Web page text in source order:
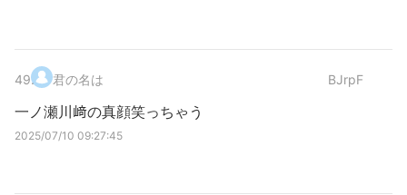
49. 君の名は BJrpF
一ノ瀬川﨑の真顔笑っちゃう
2025/07/10 09:27:45